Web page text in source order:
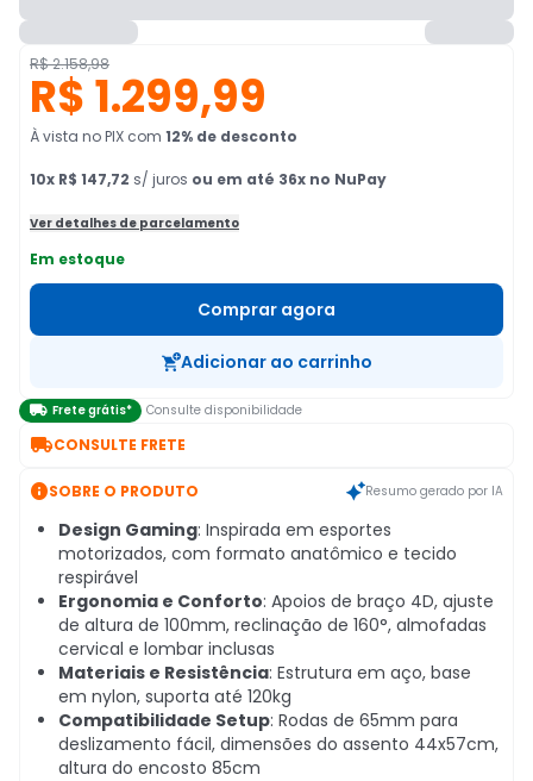
R$ 2.158,98
R$ 1.299,99
À vista no PIX com 12% de desconto
10x R$ 147,72 s/ juros ou em até 36x no NuPay
Ver detalhes de parcelamento
Em estoque
Comprar agora
Adicionar ao carrinho
 Frete grátis* Consulte disponibilidade
CONSULTE FRETE
SOBRE O PRODUTO Resumo gerado por IA
Design Gaming: Inspirada em esportes
motorizados, com formato anatômico e tecido
respirável
Ergonomia e Conforto: Apoios de braço 4D, ajuste
de altura de 100mm, reclinação de 160°, almofadas
cervical e lombar inclusas
Materiais e Resistência: Estrutura em aço, base
em nylon, suporta até 120kg
Compatibilidade Setup: Rodas de 65mm para
deslizamento fácil, dimensões do assento 44x57cm,
altura do encosto 85cm